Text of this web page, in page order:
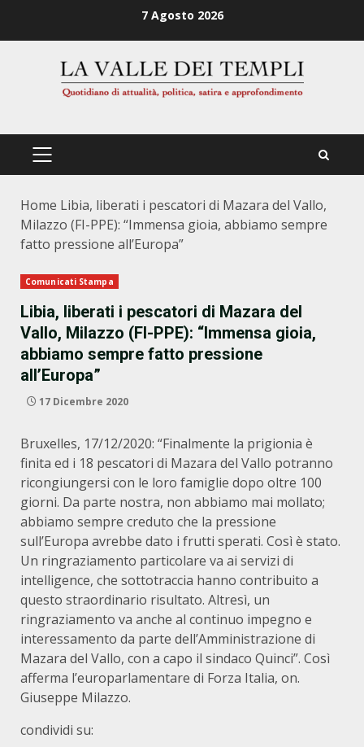
7 Agosto 2026
PRIMÄRES
Home Libia, liberati i pescatori di Mazara del Vallo,
Milazzo (FI-PPE): “Immensa gioia, abbiamo sempre
fatto pressione all’Europa”
Comunicati Stampa
Libia, liberati i pescatori di Mazara del
Vallo, Milazzo (FI-PPE): “Immensa gioia,
abbiamo sempre fatto pressione
all’Europa”
17 Dicembre 2020
Bruxelles, 17/12/2020: “Finalmente la prigionia è
finita ed i 18 pescatori di Mazara del Vallo potranno
ricongiungersi con le loro famiglie dopo oltre 100
giorni. Da parte nostra, non abbiamo mai mollato;
abbiamo sempre creduto che la pressione
sull’Europa avrebbe dato i frutti sperati. Così è stato.
Un ringraziamento particolare va ai servizi di
intelligence, che sottotraccia hanno contribuito a
questo straordinario risultato. Altresì, un
ringraziamento va anche al continuo impegno e
interessamento da parte dell’Amministrazione di
Mazara del Vallo, con a capo il sindaco Quinci”. Così
afferma l’europarlamentare di Forza Italia, on.
Giuseppe Milazzo.
condividi su: